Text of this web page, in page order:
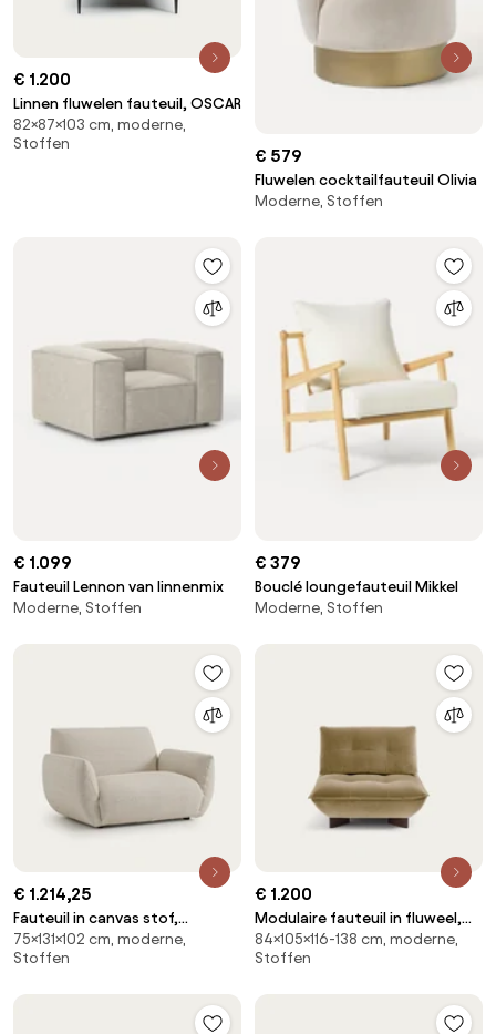
€ 1.200
Linnen fluwelen fauteuil, OSCAR
82×87×103 cm, moderne,
Stoffen
€ 579
Fluwelen cocktailfauteuil Olivia
Moderne, Stoffen
€ 1.099
Fauteuil Lennon van linnenmix
Moderne, Stoffen
€ 379
Bouclé loungefauteuil Mikkel
Moderne, Stoffen
€ 1.214,25
Fauteuil in canvas stof,
Spogano
75×131×102 cm, moderne,
Stoffen
€ 1.200
Modulaire fauteuil in fluweel,
KAORI
84×105×116-138 cm, moderne,
Stoffen